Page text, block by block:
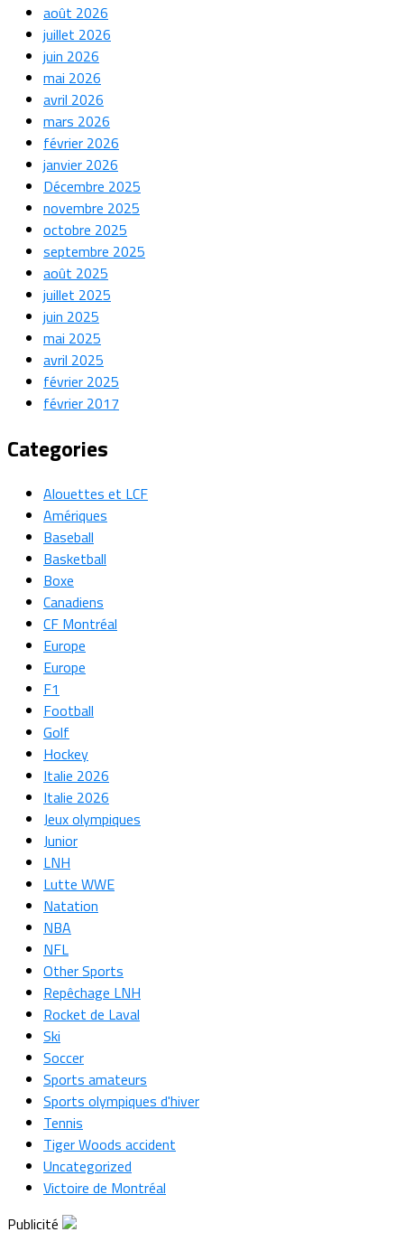
août 2026
juillet 2026
juin 2026
mai 2026
avril 2026
mars 2026
février 2026
janvier 2026
Décembre 2025
novembre 2025
octobre 2025
septembre 2025
août 2025
juillet 2025
juin 2025
mai 2025
avril 2025
février 2025
février 2017
Categories
Alouettes et LCF
Amériques
Baseball
Basketball
Boxe
Canadiens
CF Montréal
Europe
Europe
F1
Football
Golf
Hockey
Italie 2026
Italie 2026
Jeux olympiques
Junior
LNH
Lutte WWE
Natation
NBA
NFL
Other Sports
Repêchage LNH
Rocket de Laval
Ski
Soccer
Sports amateurs
Sports olympiques d'hiver
Tennis
Tiger Woods accident
Uncategorized
Victoire de Montréal
Publicité